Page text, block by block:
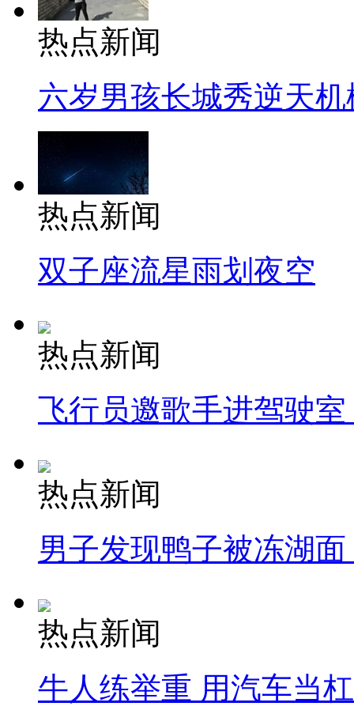
热点新闻
六岁男孩长城秀逆天机
热点新闻
双子座流星雨划夜空
热点新闻
飞行员邀歌手进驾驶
热点新闻
男子发现鸭子被冻湖
热点新闻
牛人练举重 用汽车当